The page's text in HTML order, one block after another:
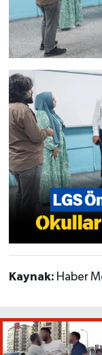
Kaynak: Haber